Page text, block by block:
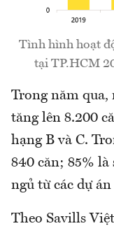
Tình hình hoạt
tại TP.HCM
Trong năm qua,
tăng lên 8.200
hạng B và C.
840 căn; 85%
ngủ từ các dự án
Theo Savills